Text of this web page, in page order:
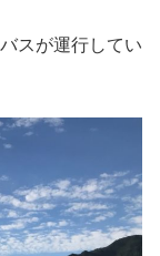
スが運行してい